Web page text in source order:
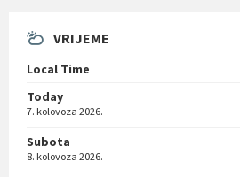
VRIJEME
Local Time
Today
7. kolovoza 2026.
Subota
8. kolovoza 2026.